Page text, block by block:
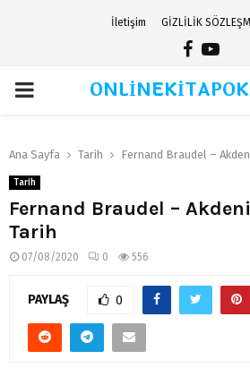
İletişim GİZLİLİK
PRIMARY
Ana Sayfa Tarih Fernand Braudel –
Tarih
Fernand Braudel –
Tarih
07/08/2020 0 556
PAYLAŞ 0